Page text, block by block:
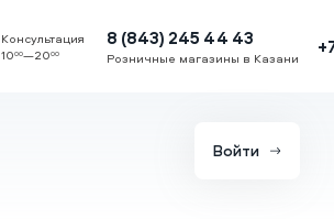
Консультация
1000—2000
8 (843) 245 44 43
Розничные магазины в Казани
Войти